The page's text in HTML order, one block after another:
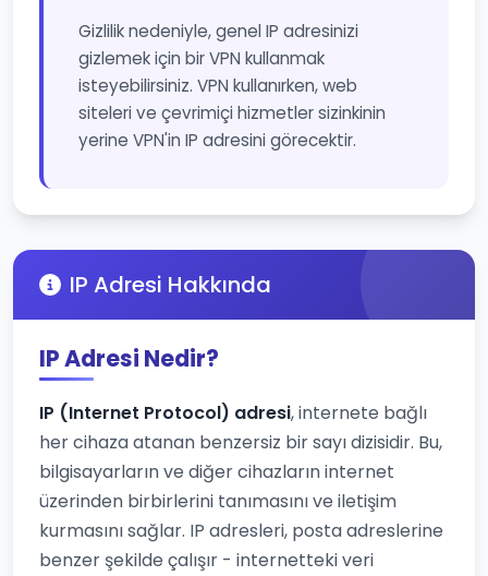
Gizlilik nedeniyle, genel IP adresinizi
gizlemek için bir VPN kullanmak
isteyebilirsiniz. VPN kullanırken, web
siteleri ve çevrimiçi hizmetler sizinkinin
yerine VPN'in IP adresini görecektir.
IP Adresi Hakkında
IP Adresi Nedir?
IP (Internet Protocol) adresi, internete bağlı
her cihaza atanan benzersiz bir sayı dizisidir. Bu,
bilgisayarların ve diğer cihazların internet
üzerinden birbirlerini tanımasını ve iletişim
kurmasını sağlar. IP adresleri, posta adreslerine
benzer şekilde çalışır - internetteki veri